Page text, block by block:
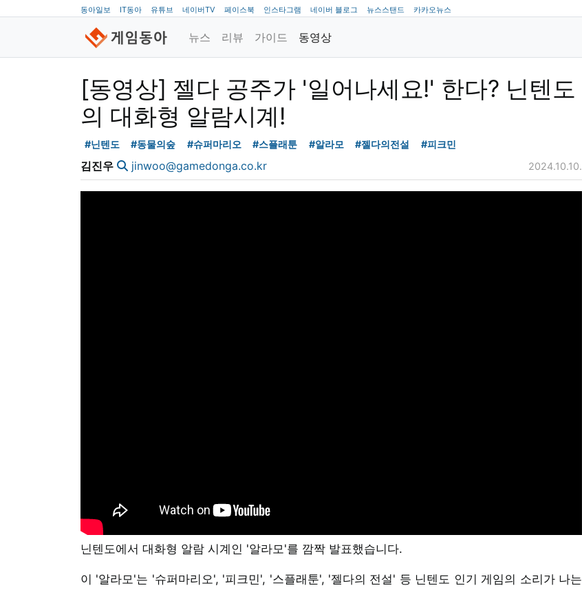
동아일보 IT동아 유튜브 네이버TV 페이스북 인스타그램 네이버 블로그 뉴스스탠드 카카오뉴스
뉴스 리뷰 가이드 동영상
[동영상] 젤다 공주가 '일어나세요!' 한다? 닌텐도
의 대화형 알람시계!
#닌텐도 #동물의숲 #슈퍼마리오 #스플래툰 #알라모 #젤다의전설 #피크민
김진우 jinwoo@gamedonga.co.kr 2024.10.10.
닌텐도에서 대화형 알람 시계인 '알라모'를 깜짝 발표했습니다.
이 '알라모'는 '슈퍼마리오', '피크민', '스플래툰', '젤다의 전설' 등 닌텐도 인기 게임의 소리가 나는